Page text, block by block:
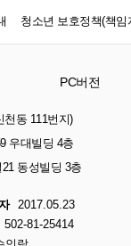
청소년 보호정책(책임
PC버전
동 111번지)
우대빌딩 4층
동성빌딩 3층
2017.05.23
502-81-25414